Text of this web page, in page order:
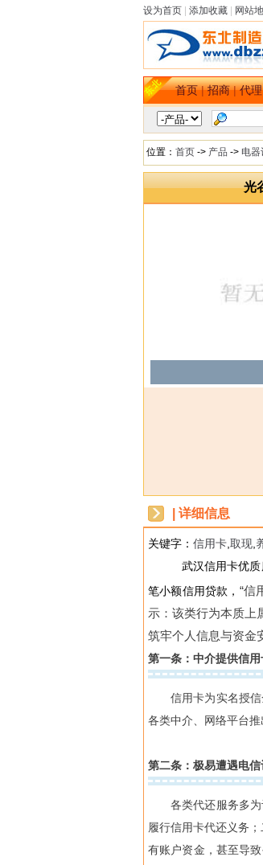
设为首页 添加收藏 网站
首页|招商|代理
位置： 首页 -> 产品 -> 电器
光
| 详细信息
关键字： 信用卡 取现
武汉信用卡优
笔小额信用贷款， “信
示：该类行为本质上
筑牢个人信息与资金
第一条：中介提供信
信用卡为实名授
各类中介、网络平台
第二条：极易遭遇电
各类代还服务多
履行信用卡代还义务
有账户资金，甚至导